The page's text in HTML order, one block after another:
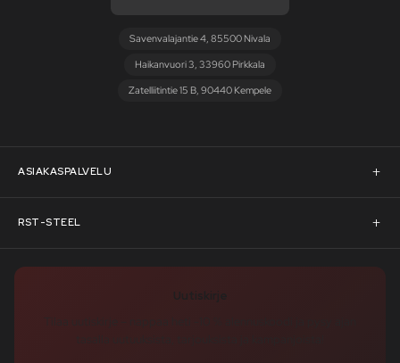
Savenvalajantie 4, 85500 Nivala
Haikanvuori 3, 33960 Pirkkala
Zatelliitintie 15 B, 90440 Kempele
ASIAKASPALVELU
Asiakaspalvelu
Pyydä tarjous
RST-STEEL
RST-Steelin tarina
Uutiskirje